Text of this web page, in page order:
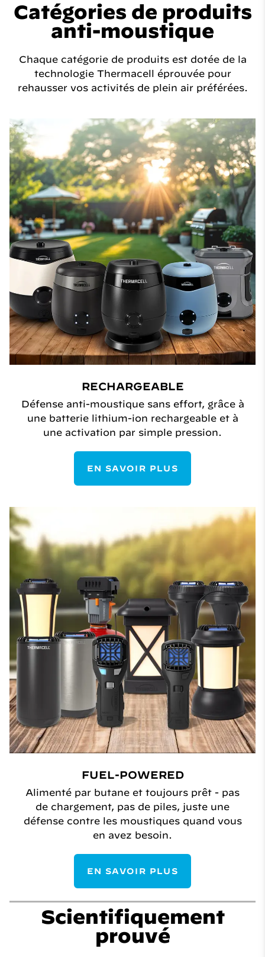
Catégories de produits
anti-moustique
Chaque catégorie de produits est dotée de la
technologie Thermacell éprouvée pour
rehausser vos activités de plein air préférées.
RECHARGEABLE
Défense anti-moustique sans effort, grâce à
une batterie lithium-ion rechargeable et à
une activation par simple pression.
EN SAVOIR PLUS
FUEL-POWERED
Alimenté par butane et toujours prêt - pas
de chargement, pas de piles, juste une
défense contre les moustiques quand vous
en avez besoin.
EN SAVOIR PLUS
Scientifiquement
prouvé